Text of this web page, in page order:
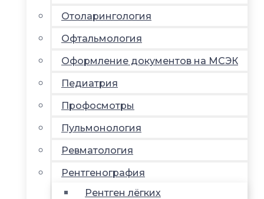
Отоларингология
Офтальмология
Оформление документов на МСЭК
Педиатрия
Профосмотры
Пульмонология
Ревматология
Рентгенография
Рентген лёгких